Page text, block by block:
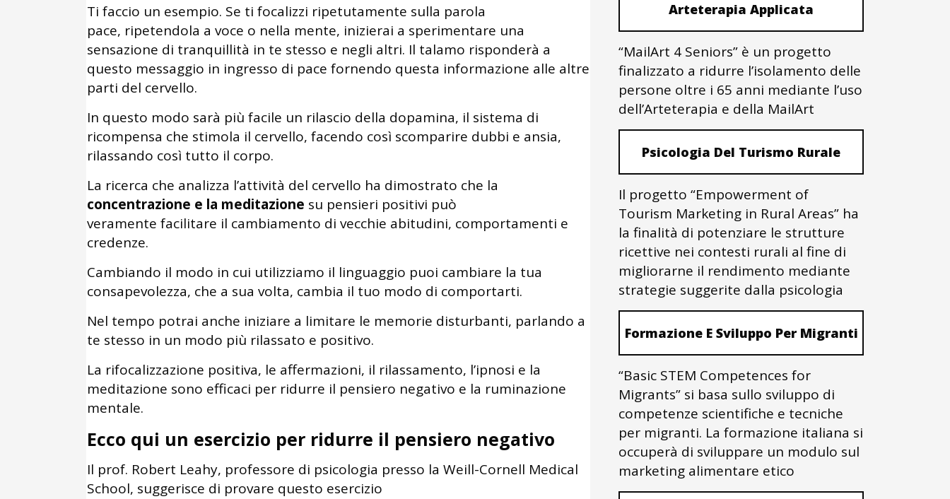
Ti faccio un esempio. Se ti focalizzi ripetutamente sulla parola
pace, ripetendola a voce o nella mente, inizierai a sperimentare una
sensazione di tranquillità in te stesso e negli altri. Il talamo risponderà a
questo messaggio in ingresso di pace fornendo questa informazione alle altre
parti del cervello.
In questo modo sarà più facile un rilascio della dopamina, il sistema di
ricompensa che stimola il cervello, facendo così scomparire dubbi e ansia,
rilassando così tutto il corpo.
La ricerca che analizza l’attività del cervello ha dimostrato che la
concentrazione e la meditazione su pensieri positivi può
veramente facilitare il cambiamento di vecchie abitudini, comportamenti e
credenze.
Cambiando il modo in cui utilizziamo il linguaggio puoi cambiare la tua
consapevolezza, che a sua volta, cambia il tuo modo di comportarti.
Nel tempo potrai anche iniziare a limitare le memorie disturbanti, parlando a
te stesso in un modo più rilassato e positivo.
La rifocalizzazione positiva, le affermazioni, il rilassamento, l’ipnosi e la
meditazione sono efficaci per ridurre il pensiero negativo e la ruminazione
mentale.
Ecco qui un esercizio per ridurre il pensiero negativo
Il prof. Robert Leahy, professore di psicologia presso la Weill-Cornell Medical
School, suggerisce di provare questo esercizio
Arteterapia Applicata
“MailArt 4 Seniors” è un progetto
finalizzato a ridurre l’isolamento delle
persone oltre i 65 anni mediante l’uso
dell’Arteterapia e della MailArt
Psicologia Del Turismo Rurale
Il progetto “Empowerment of
Tourism Marketing in Rural Areas” ha
la finalità di potenziare le strutture
ricettive nei contesti rurali al fine di
migliorarne il rendimento mediante
strategie suggerite dalla psicologia
Formazione E Sviluppo Per Migranti
“Basic STEM Competences for
Migrants” si basa sullo sviluppo di
competenze scientifiche e tecniche
per migranti. La formazione italiana si
occuperà di sviluppare un modulo sul
marketing alimentare etico